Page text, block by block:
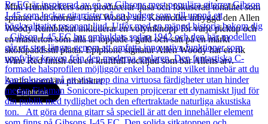
Mini Humbuckers som producerar ljusa och fokuserad tonalitet som
spinner och morrar i sann Woody stil. Kontroller inbyggd den Allen
Woody Rumblekat inkluderar en volymknopp för varje pickup och
en masterton som alla är toppade i guld och satt på en märkt
sköldpaddsstil platta. Epiphone signatur Allen Woody har en rik
Wine Red finish och en kraftfull rockljud som bär Allens arv.
Andra populära produkter
Epiphone